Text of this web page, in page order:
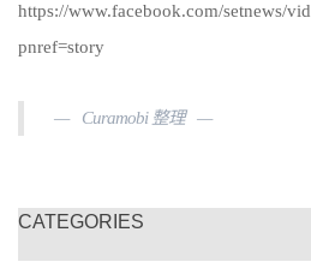
https://www.facebook.com/setnews/
pnref=story
Curamobi 整理
CATEGORIES